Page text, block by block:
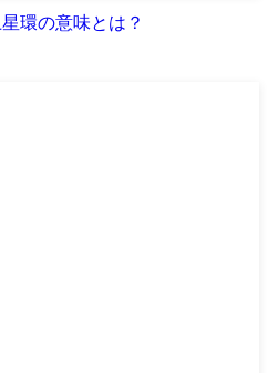
環の意味とは？